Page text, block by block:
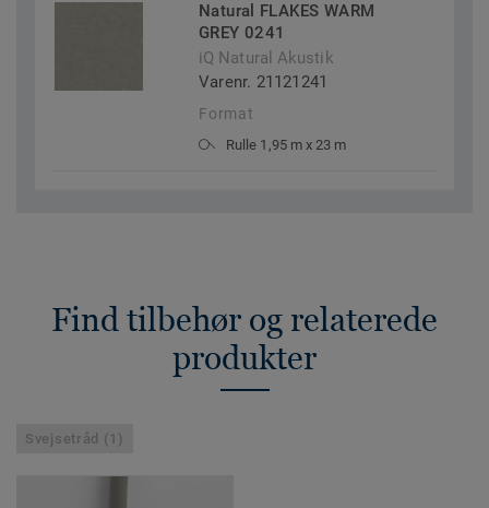
Natural FLAKES WARM
GREY 0241
iQ Natural Akustik
Varenr. 21121241
Format
Rulle 1,95 m x 23 m
Find tilbehør og relaterede
produkter
Svejsetråd (1)